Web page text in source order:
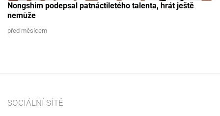
Nongshim podepsal patnáctiletého talenta, hrát ještě
nemůže
před měsícem
SOCIÁLNÍ SÍTĚ